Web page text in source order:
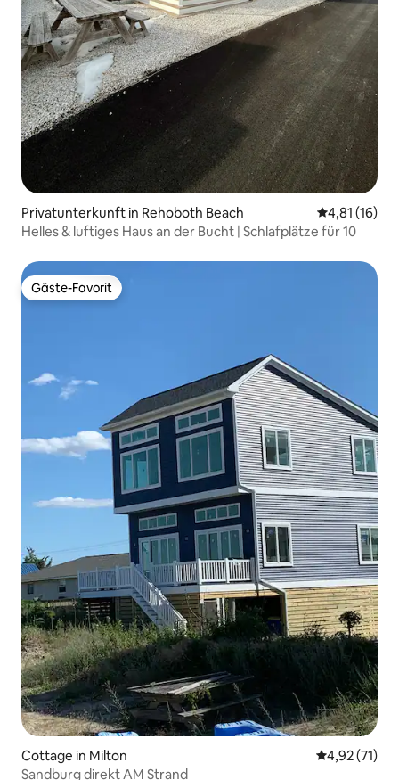
Privatunterkunft in Rehoboth Beach
4,81 (16)
Helles & luftiges Haus an der Bucht | Schlafplätze für 10
Gäste-Favorit
Gäste-Favorit
Cottage in Milton
4,92 (71)
Sandburg direkt AM Strand